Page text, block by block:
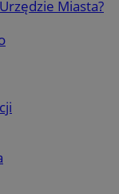
Miasta?